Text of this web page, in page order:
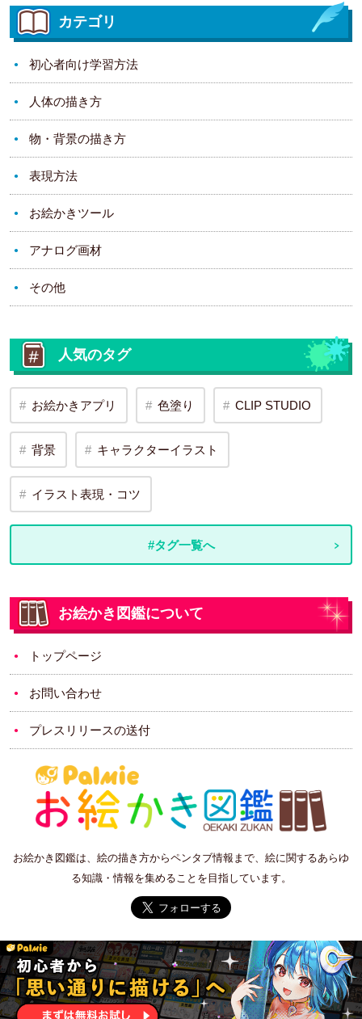
カテゴリ
初心者向け学習方法
人体の描き方
物・背景の描き方
表現方法
お絵かきツール
アナログ画材
その他
人気のタグ
お絵かきアプリ 色塗り CLIP STUDIO
背景 キャラクターイラスト
イラスト表現・コツ
#タグ一覧へ
お絵かき図鑑について
トップページ
お問い合わせ
プレスリリースの送付
お絵かき図鑑は、絵の描き方からペンタブ情報まで、絵に関するあらゆ
る知識・情報を集めることを目指しています。